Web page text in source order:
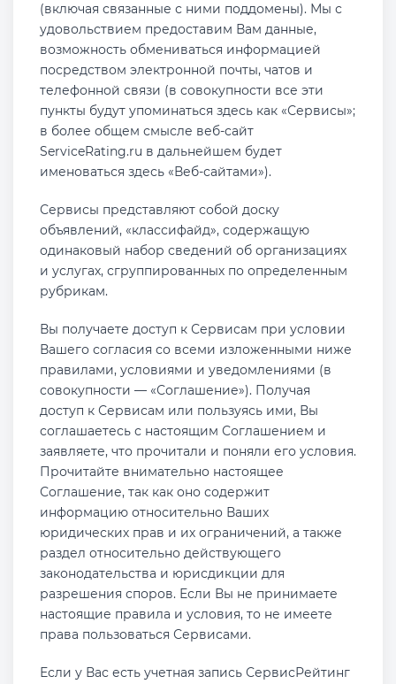
(включая связанные с ними поддомены). Мы с
удовольствием предоставим Вам данные,
возможность обмениваться информацией
посредством электронной почты, чатов и
телефонной связи (в совокупности все эти
пункты будут упоминаться здесь как «Сервисы»;
в более общем смысле веб-сайт
ServiceRating.ru в дальнейшем будет
именоваться здесь «Веб-сайтами»).
Сервисы представляют собой доску
объявлений, «классифайд», содержащую
одинаковый набор сведений об организациях
и услугах, сгруппированных по определенным
рубрикам.
Вы получаете доступ к Сервисам при условии
Вашего согласия со всеми изложенными ниже
правилами, условиями и уведомлениями (в
совокупности — «Соглашение»). Получая
доступ к Сервисам или пользуясь ими, Вы
соглашаетесь с настоящим Соглашением и
заявляете, что прочитали и поняли его условия.
Прочитайте внимательно настоящее
Соглашение, так как оно содержит
информацию относительно Ваших
юридических прав и их ограничений, а также
раздел относительно действующего
законодательства и юрисдикции для
разрешения споров. Если Вы не принимаете
настоящие правила и условия, то не имеете
права пользоваться Сервисами.
Если у Вас есть учетная запись СервисРейтинг